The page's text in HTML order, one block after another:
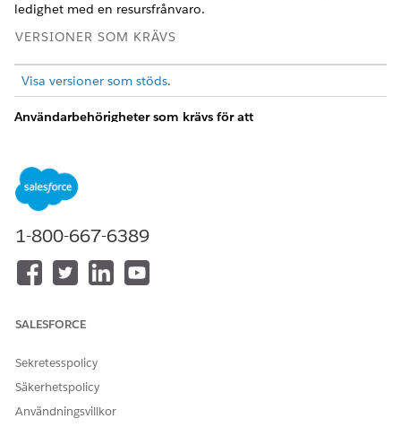
ledighet med en resursfrånvaro.
VERSIONER SOM KRÄVS
Visa versioner som stöds.
Användarbehörigheter som krävs för att
Skicka in en resursfrånvaro:
Klicka för att öppna din serviceresurspost.
Bläddra ner till Frånvaro och klicka på
Fyll i detaljerna om din frånvaro.
Spara dina ändringar.
1-800-667-6389
SALESFORCE
Sekretesspolicy
Säkerhetspolicy
Användningsvillkor